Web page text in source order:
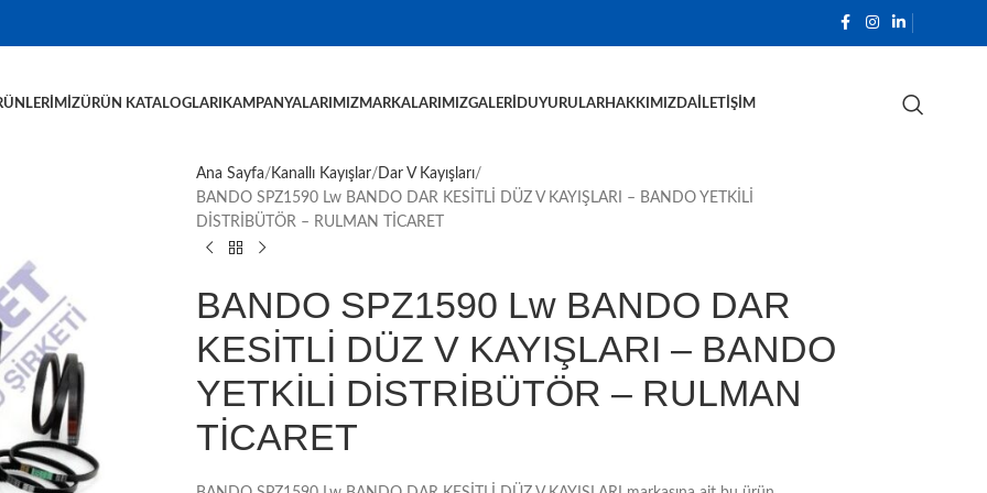
ÜRÜN KATALOGLARI KAMPANYALARIMIZMARKALARIMIZGALERI DUYURULARHAKKIMIZDA İLETIŞIM
Ana Sayfa Kanallı Kayışlar Dar V Kayışları
BANDO SPZ1590 Lw BANDO DAR KESİTLİ DÜZ V KAYIŞLARI – BANDO YETKİLİ
DİSTRİBÜTÖR – RULMAN TİCARET
BANDO SPZ1590 Lw BANDO DAR
KESİTLİ DÜZ V KAYIŞLARI – BANDO
YETKİLİ DİSTRİBÜTÖR – RULMAN
TİCARET